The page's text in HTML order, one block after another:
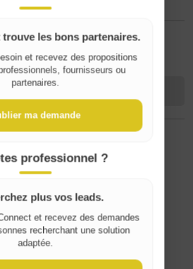
philippe
Contacter
un contenu inapproprié
do you live?
/ België
les bons partenaires.
et recevez des propositions
fournisseurs ou
partenaires.
ma demande
professionnel ?
plus vos leads.
et recevez des demandes
recherchant une solution
adaptée.